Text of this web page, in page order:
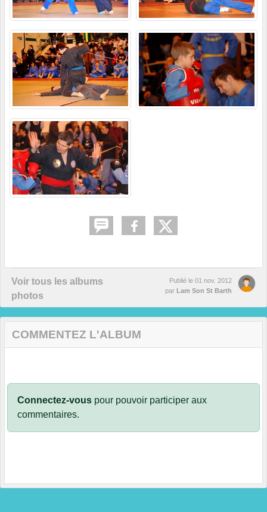
Voir tous les albums
photos
Publié le 01 nov. 2012
par Lam Son St Barth
COMMENTEZ L'ALBUM
Connectez-vous pour pouvoir participer aux
commentaires.